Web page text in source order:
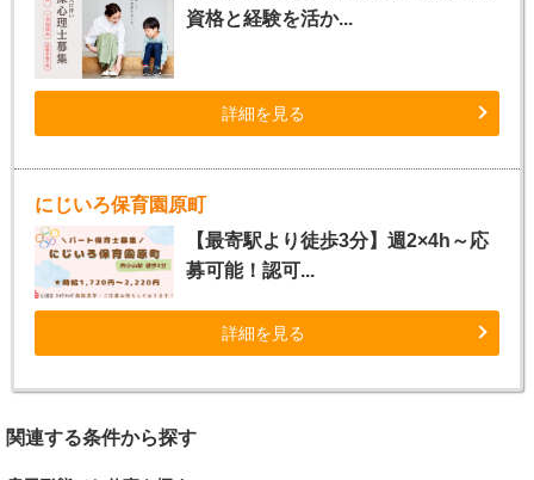
資格と経験を活か...
詳細を見る
にじいろ保育園原町
【最寄駅より徒歩3分】週2×4h～応
募可能！認可...
詳細を見る
関連する条件から探す